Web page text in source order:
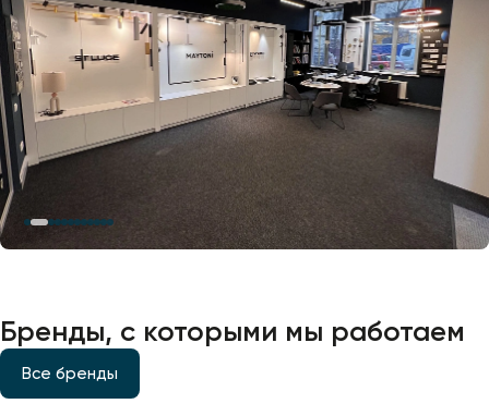
Бренды, с которыми мы работаем
Все бренды